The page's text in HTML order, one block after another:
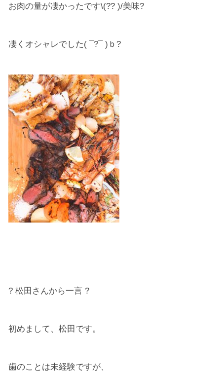
お肉の量が凄かったです\(?? )/美味?
凄くオシャレでした( ¯?¯ )ｂ?
? 松田さんから一言 ?
初めまして、松田です。
歯のことは未経験ですが、